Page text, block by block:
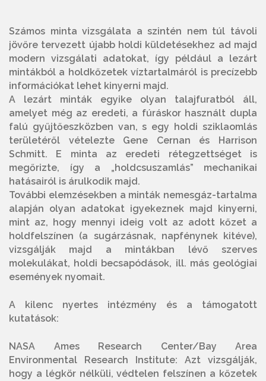
Számos minta vizsgálata a szintén nem túl távoli
jövőre tervezett újabb holdi küldetésekhez ad majd
modern vizsgálati adatokat, így például a lezárt
mintákból a holdkőzetek víztartalmáról is precízebb
információkat lehet kinyerni majd.
A lezárt minták egyike olyan talajfuratból áll,
amelyet még az eredeti, a fúráskor használt dupla
falú gyűjtőeszközben van, s egy holdi sziklaomlás
területéről vételezte Gene Cernan és Harrison
Schmitt. E minta az eredeti rétegzettséget is
megőrizte, így a „holdcsuszamlás” mechanikai
hatásairól is árulkodik majd.
További elemzésekben a minták nemesgáz-tartalma
alapján olyan adatokat igyekeznek majd kinyerni,
mint az, hogy mennyi ideig volt az adott kőzet a
holdfelszínen (a sugárzásnak, napfénynek kitéve),
vizsgálják majd a mintákban lévő szerves
molekulákat, holdi becsapódások, ill. más geológiai
események nyomait.
A kilenc nyertes intézmény és a támogatott
kutatások:
NASA Ames Research Center/Bay Area
Environmental Research Institute: Azt vizsgálják,
hogy a légkör nélküli, védtelen felszínen a kőzetek